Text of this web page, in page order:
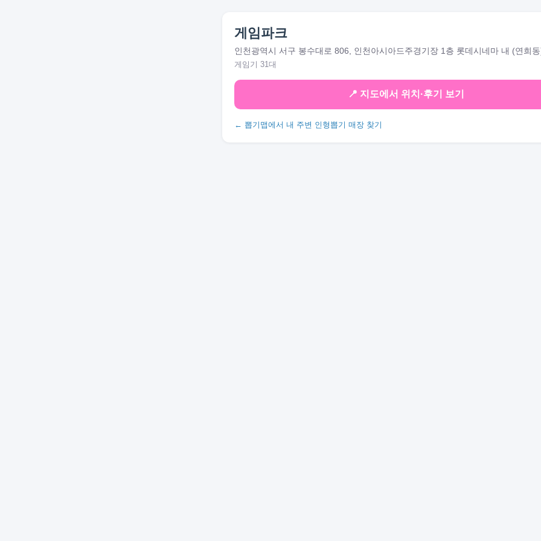
게임파크
인천광역시 서구 봉수대로 806, 인천아시아드주경기장 1층 롯데시네마 내 (연희
게임기 31대
📍 지도에서 위치·후기 보기
← 뽑기맵에서 내 주변 인형뽑기 매장 찾기